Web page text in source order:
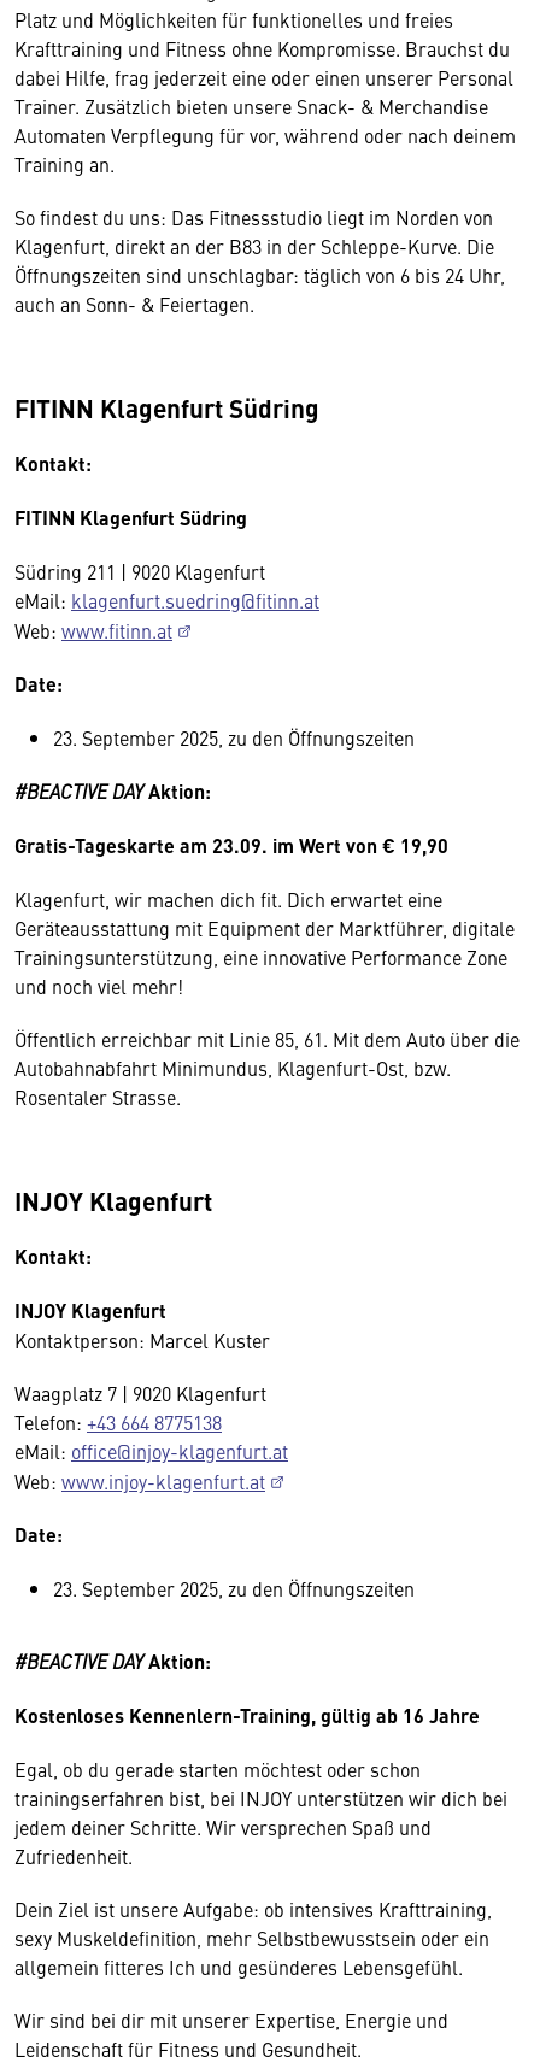
Platz und Möglichkeiten für funktionelles und freies
Krafttraining und Fitness ohne Kompromisse. Brauchst du
dabei Hilfe, frag jederzeit eine oder einen unserer Personal
Trainer. Zusätzlich bieten unsere Snack- & Merchandise
Automaten Verpflegung für vor, während oder nach deinem
Training an.
So findest du uns: Das Fitnessstudio liegt im Norden von
Klagenfurt, direkt an der B83 in der Schleppe-Kurve. Die
Öffnungszeiten sind unschlagbar: täglich von 6 bis 24 Uhr,
auch an Sonn- & Feiertagen.
FITINN Klagenfurt Südring
Kontakt:
FITINN Klagenfurt Südring
Südring 211 | 9020 Klagenfurt
eMail: klagenfurt.suedring@fitinn.at
Web: www.fitinn.at
Date:
23. September 2025, zu den Öffnungszeiten
#BEACTIVE DAYAktion:
Gratis-Tageskarte am 23.09. im Wert von € 19,90
Klagenfurt, wir machen dich fit. Dich erwartet eine
Geräteausstattung mit Equipment der Marktführer, digitale
Trainingsunterstützung, eine innovative Performance Zone
und noch viel mehr!
Öffentlich erreichbar mit Linie 85, 61. Mit dem Auto über die
Autobahnabfahrt Minimundus, Klagenfurt-Ost, bzw.
Rosentaler Strasse.
INJOY Klagenfurt
Kontakt:
INJOY Klagenfurt
Kontaktperson: Marcel Kuster
Waagplatz 7 | 9020 Klagenfurt
Telefon: +43 664 8775138
eMail: office@injoy-klagenfurt.at
Web: www.injoy-klagenfurt.at
Date:
23. September 2025, zu den Öffnungszeiten
#BEACTIVE DAYAktion:
Kostenloses Kennenlern-Training, gültig ab 16 Jahre
Egal, ob du gerade starten möchtest oder schon
trainingserfahren bist, bei INJOY unterstützen wir dich bei
jedem deiner Schritte. Wir versprechen Spaß und
Zufriedenheit.
Dein Ziel ist unsere Aufgabe: ob intensives Krafttraining,
sexy Muskeldefinition, mehr Selbstbewusstsein oder ein
allgemein fitteres Ich und gesünderes Lebensgefühl.
Wir sind bei dir mit unserer Expertise, Energie und
Leidenschaft für Fitness und Gesundheit.